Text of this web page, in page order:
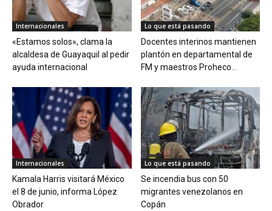
Internacionales
«Estamos solos», clama la
alcaldesa de Guayaquil al pedir
ayuda internacional
Lo que está pasando
Docentes interinos mantienen
plantón en departamental de
FM y maestros Proheco...
Internacionales
Kamala Harris visitará México
el 8 de junio, informa López
Obrador
Lo que está pasando
Se incendia bus con 50
migrantes venezolanos en
Copán